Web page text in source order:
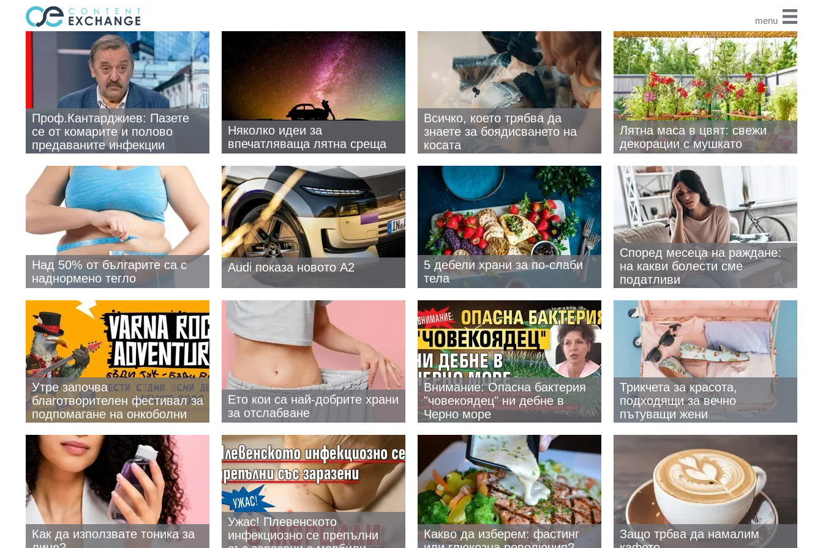
menu
Проф.Кантарджиев: Пазете
се от комарите и полово
предаваните инфекции
Няколко идеи за
впечатляваща лятна среща
Всичко, което трябва да
знаете за боядисването на
косата
Лятна маса в цвят: свежи
декорации с мушкато
Над 50% от българите са с
наднормено тегло
Audi показа новото A2
5 дебели храни за по-слаби
тела
Според месеца на раждане:
на какви болести сме
податливи
Утре започва
благотворителен фестивал за
подпомагане на онкоболни
Ето кои са най-добрите храни
за отслабване
Внимание: Опасна бактерия
"човекоядец" ни дебне в
Черно море
Трикчета за красота,
подходящи за вечно
пътуващи жени
Как да използвате тоника за
Ужас! Плевенското
инфекциозно се препълни
Какво да изберем: фастинг
Защо трбва да намалим